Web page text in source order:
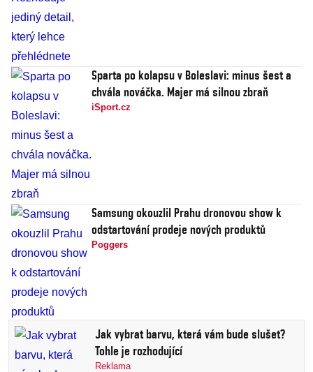
Sparta po kolapsu v Boleslavi: minus šest a
chvála nováčka. Majer má silnou zbraň
iSport.cz
Samsung okouzlil Prahu dronovou show k
odstartování prodeje nových produktů
Poggers
Jak vybrat barvu, která vám bude slušet?
Tohle je rozhodující
Reklama